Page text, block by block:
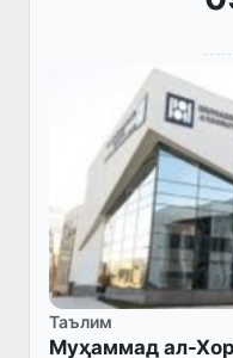
Таълим
Муҳаммад ал-